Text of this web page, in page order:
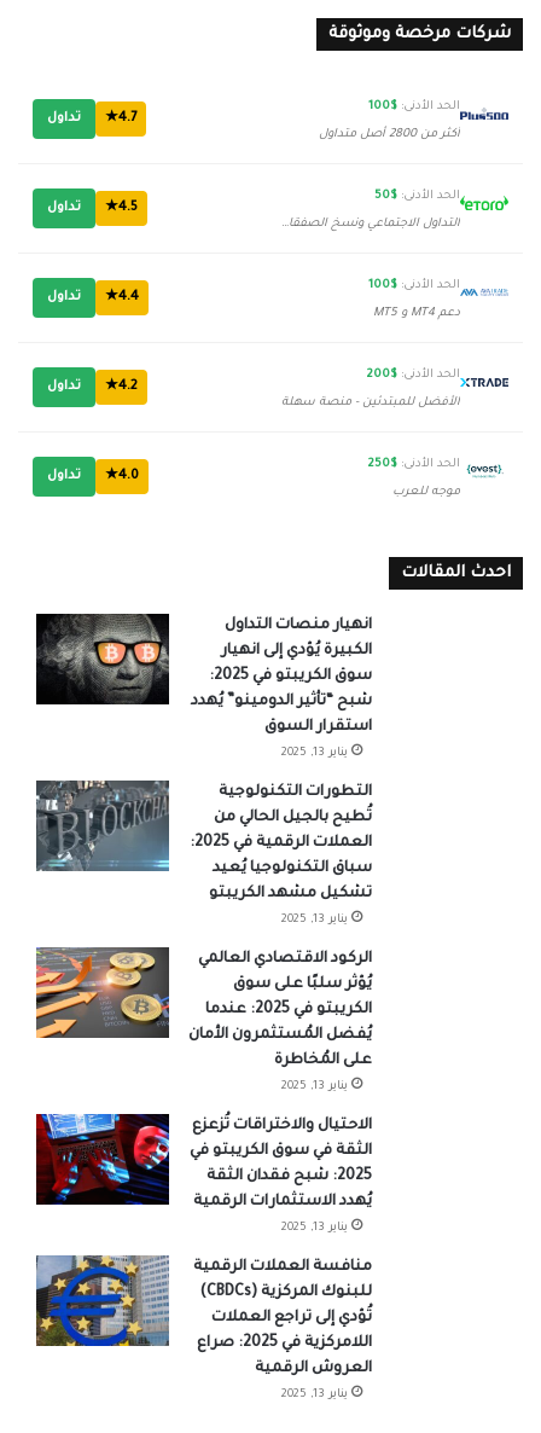
شركات مرخصة وموثوقة
الحد الأدنى: $100
أكثر من 2800 أصل متداول
4.7★ تداول
الحد الأدنى: $50
التداول الاجتماعي ونسخ الصفقات
4.5★ تداول
الحد الأدنى: $100
دعم MT4 و MT5
4.4★ تداول
الحد الأدنى: $200
الأفضل للمبتدئين - منصة سهلة
4.2★ تداول
الحد الأدنى: $250
موجه للعرب
4.0★ تداول
احدث المقالات
انهيار منصات التداول
الكبيرة يُؤدي إلى انهيار
سوق الكريبتو في 2025:
شبح “تأثير الدومينو” يُهدد
استقرار السوق
يناير 13, 2025
التطورات التكنولوجية
تُطيح بالجيل الحالي من
العملات الرقمية في 2025:
سباق التكنولوجيا يُعيد
تشكيل مشهد الكريبتو
يناير 13, 2025
الركود الاقتصادي العالمي
يُؤثر سلبًا على سوق
الكريبتو في 2025: عندما
يُفضل المُستثمرون الأمان
على المُخاطرة
يناير 13, 2025
الاحتيال والاختراقات تُزعزع
الثقة في سوق الكريبتو في
2025: شبح فقدان الثقة
يُهدد الاستثمارات الرقمية
يناير 13, 2025
منافسة العملات الرقمية
للبنوك المركزية (CBDCs)
تُؤدي إلى تراجع العملات
اللامركزية في 2025: صراع
العروش الرقمية
يناير 13, 2025